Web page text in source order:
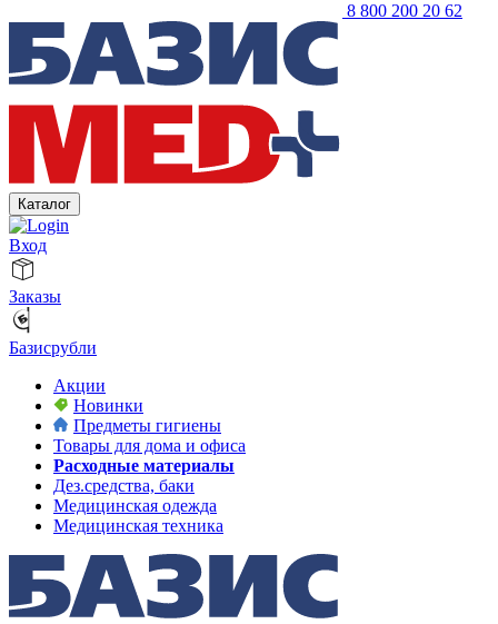
8 800 200 20 62
Каталог
Вход
Заказы
Базисрубли
Акции
Новинки
Предметы гигиены
Товары для дома и офиса
Расходные материалы
Дез.средства, баки
Медицинская одежда
Медицинская техника